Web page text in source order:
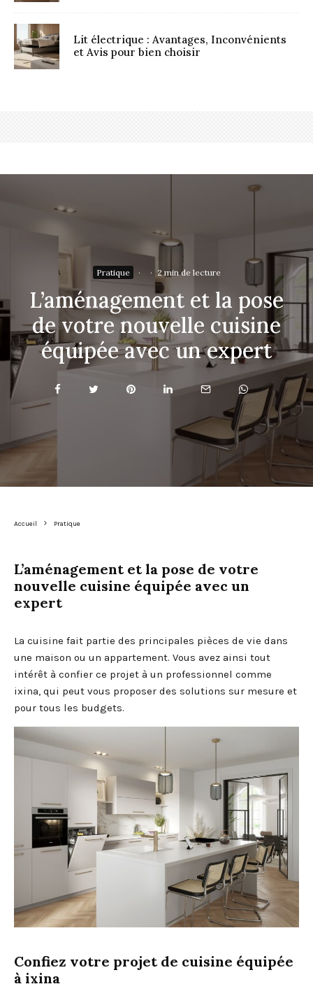
Lit électrique : Avantages, Inconvénients
et Avis pour bien choisir
Pratique · · 2 min de lecture
L’aménagement et la pose
de votre nouvelle cuisine
équipée avec un expert
Accueil Pratique
L’aménagement et la pose de votre
nouvelle cuisine équipée avec un
expert
La cuisine fait partie des principales pièces de vie dans
une maison ou un appartement. Vous avez ainsi tout
intérêt à confier ce projet à un professionnel comme
ixina, qui peut vous proposer des solutions sur mesure et
pour tous les budgets.
Confiez votre projet de cuisine équipée
à ixina